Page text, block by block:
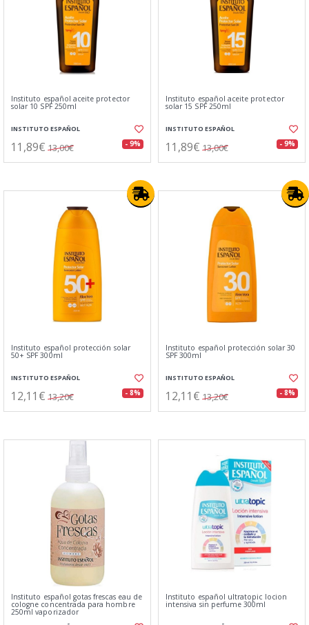
Instituto español aceite protector
solar 10 SPF 250ml
INSTITUTO ESPAÑOL
11,89€ 13,00€ - 9%
Instituto español aceite protector
solar 15 SPF 250ml
INSTITUTO ESPAÑOL
11,89€ 13,00€ - 9%
Instituto español protección solar
50+ SPF 300ml
INSTITUTO ESPAÑOL
12,11€ 13,20€ - 8%
Instituto español protección solar 30
SPF 300ml
INSTITUTO ESPAÑOL
12,11€ 13,20€ - 8%
Instituto español gotas frescas eau de
cologne concentrada para hombre
250ml vaporizador
Instituto español ultratopic locion
intensiva sin perfume 300ml